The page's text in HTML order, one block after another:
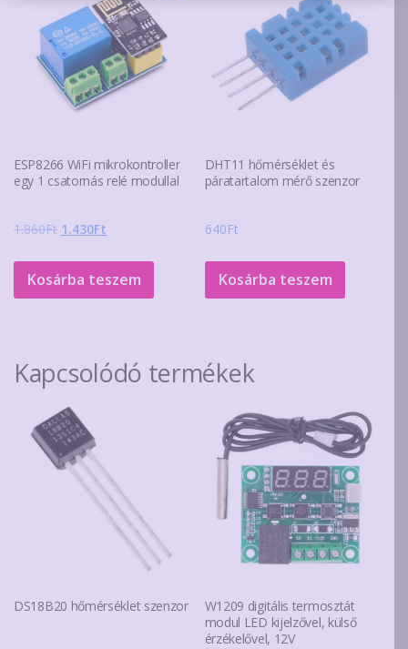
ESP8266 WiFi mikrokontroller
egy 1 csatornás relé modullal
1.860Ft Original
was:
1.860Ft.
1.430Ft
is:
1.430Ft.
Kosárba teszem
DHT11 hőmérséklet és
páratartalom mérő szenzor
640Ft
Kosárba teszem
Kapcsolódó termékek
DS18B20 hőmérséklet szenzor
W1209 digitális termosztát
modul LED kijelzővel, külső
érzékelővel, 12V